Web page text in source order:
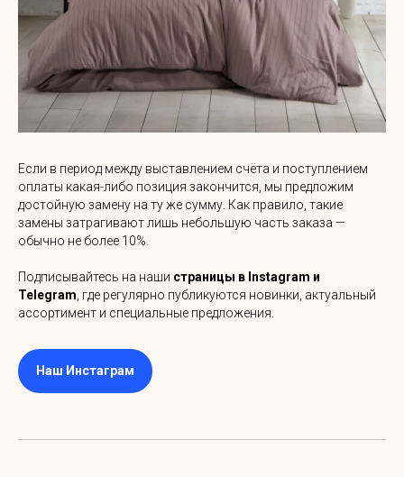
Если в период между выставлением счёта и поступлением
оплаты какая-либо позиция закончится, мы предложим
достойную замену на ту же сумму. Как правило, такие
замены затрагивают лишь небольшую часть заказа —
обычно не более 10%.
Подписывайтесь на наши страницы в Instagram и
Telegram , где регулярно публикуются новинки, актуальный
ассортимент и специальные предложения.
Наш Инстаграм